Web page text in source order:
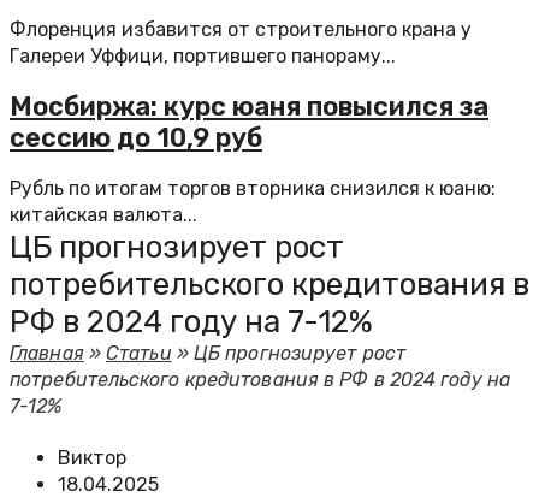
Флоренция избавится от строительного крана у
Галереи Уффици, портившего панораму...
Мосбиржа: курс юаня повысился за
сессию до 10,9 руб
Рубль по итогам торгов вторника снизился к юаню:
китайская валюта...
ЦБ прогнозирует рост
потребительского кредитования в
РФ в 2024 году на 7-12%
Главная»Статьи » ЦБ прогнозирует рост
потребительского кредитования в РФ в 2024 году на
7-12%
Виктор
18.04.2025